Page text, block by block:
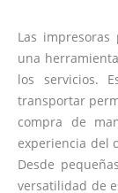
Las
una
los servicios.
transportar
compra de
experiencia del
Desde
versatilidad de